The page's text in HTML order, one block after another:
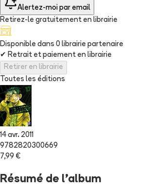
Alertez-moi par email
Retirez-le gratuitement en librairie
Disponible dans 0 librairie partenaire
✔ Retrait et paiement en librairie
Retirer en librairie
Toutes les éditions
14 avr. 2011
9782820300669
7,99 €
Résumé de l'album